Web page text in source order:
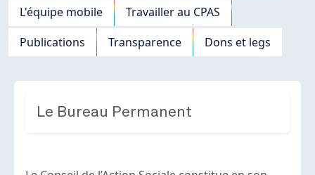
L'équipe mobile
Travailler au CPAS
Publications
Transparence Dons et legs
Le Bureau Permanent